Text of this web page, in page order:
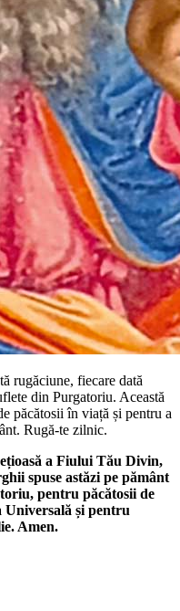
rugăciune, fiecare dată
din Purgatoriu. Această
păcătosii în viață și pentru a
Rugă-te zilnic.
a Fiului Tău Divin,
spuse astăzi pe pământ
pentru păcătosii de
și pentru
Amen.